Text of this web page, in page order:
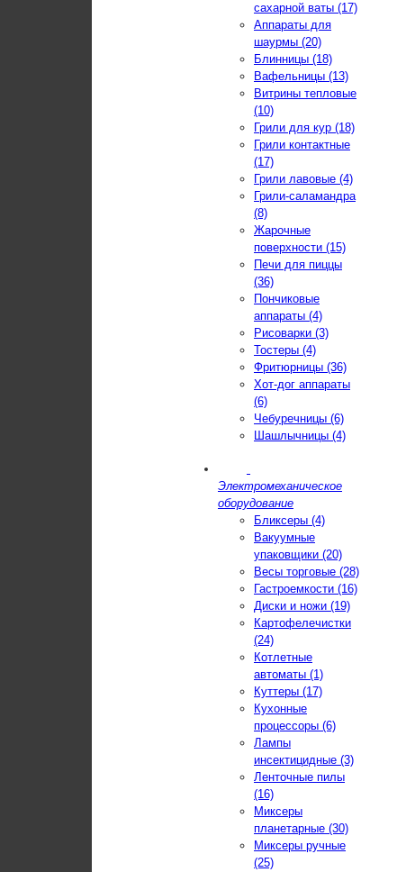
сахарной ваты (17)
Аппараты для
шаурмы (20)
Блинницы (18)
Вафельницы (13)
Витрины тепловые
(10)
Грили для кур (18)
Грили контактные
(17)
Грили лавовые (4)
Грили-саламандра
(8)
Жарочные
поверхности (15)
Печи для пиццы
(36)
Пончиковые
аппараты (4)
Рисоварки (3)
Тостеры (4)
Фритюрницы (36)
Хот-дог аппараты
(6)
Чебуречницы (6)
Шашлычницы (4)
Электромеханическое
оборудование
Бликсеры (4)
Вакуумные
упаковщики (20)
Весы торговые (28)
Гастроемкости (16)
Диски и ножи (19)
Картофелечистки
(24)
Котлетные
автоматы (1)
Куттеры (17)
Кухонные
процессоры (6)
Лампы
инсектицидные (3)
Ленточные пилы
(16)
Миксеры
планетарные (30)
Миксеры ручные
(25)